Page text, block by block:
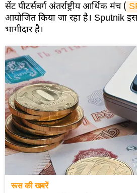
सेंट पीटर्सबर्ग अंतर्राष्ट्रीय आर्थिक मंच (
आयोजित किया जा रहा है। Sputnik
भागीदार है।
रूस की खबरें